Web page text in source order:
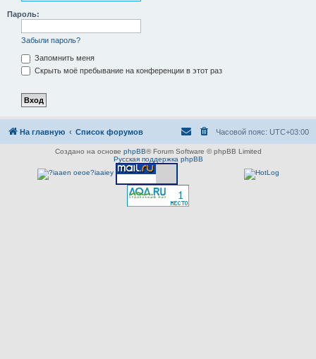
Пароль:
Забыли пароль?
Запомнить меня
Скрыть моё пребывание на конференции в этот раз
На главную Список форумов Часовой пояс: UTC+03:00
Создано на основе phpBB® Forum Software © phpBB Limited
Русская поддержка phpBB